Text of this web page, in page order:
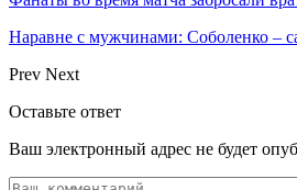
Наравне с мужчинами: Соболенко –
Prev Next
Оставьте ответ
Ваш электронный адрес не будет